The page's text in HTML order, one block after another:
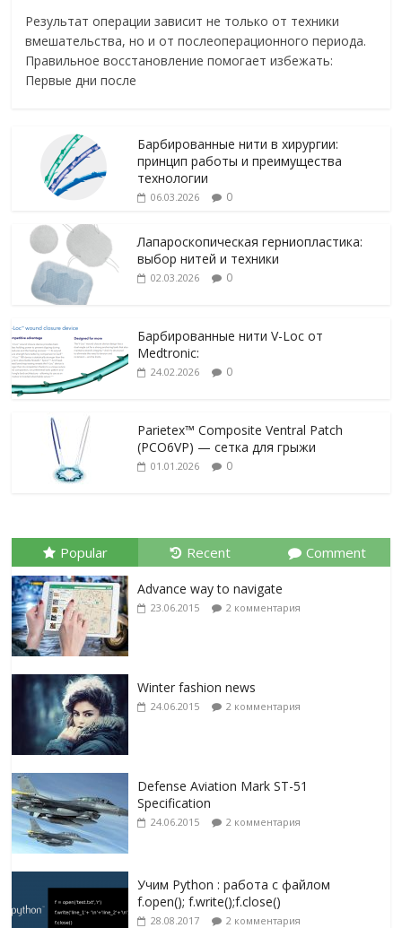
Результат операции зависит не только от техники
вмешательства, но и от послеоперационного периода.
Правильное восстановление помогает избежать:
Первые дни после
Барбированные нити в хирургии:
принцип работы и преимущества
технологии
06.03.2026 0
Лапароскопическая герниопластика:
выбор нитей и техники
02.03.2026 0
Барбированные нити V-Loc от
Medtronic:
24.02.2026 0
Parietex™ Composite Ventral Patch
(PCO6VP) — сетка для грыжи
01.01.2026 0
Popular Recent Comment
Advance way to navigate
23.06.2015 2 комментария
Winter fashion news
24.06.2015 2 комментария
Defense Aviation Mark ST-51
Specification
24.06.2015 2 комментария
Учим Python : работа с файлом
f.open(); f.write();f.close()
28.08.2017 2 комментария